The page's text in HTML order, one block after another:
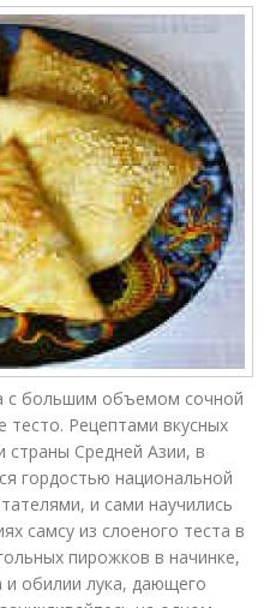
с большим объемом сочной
тесто. Рецептами вкусных
страны Средней Азии, в
гордостью национальной
и сами научились
самсу из слоеного теста в
пирожков в начинке,
и обилии лука, дающего